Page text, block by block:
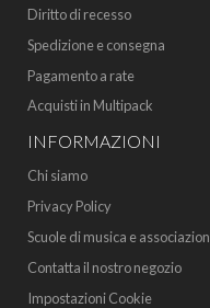
Diritto di recesso
Spedizione e consegna
Pagamento a rate
Acquisti in Multipack
INFORMAZIONI
Chi siamo
Privacy Policy
Scuole di musica e
Contatta il nostro negozio
Impostazioni Cookie